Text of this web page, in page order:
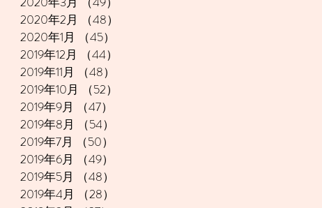
2020年2月
（48）
2020年1月
（45）
2019年12月
（44）
2019年11月
（48）
2019年10月
（52）
2019年9月
（47）
2019年8月
（54）
2019年7月
（50）
2019年6月
（49）
2019年5月
（48）
2019年4月
（28）